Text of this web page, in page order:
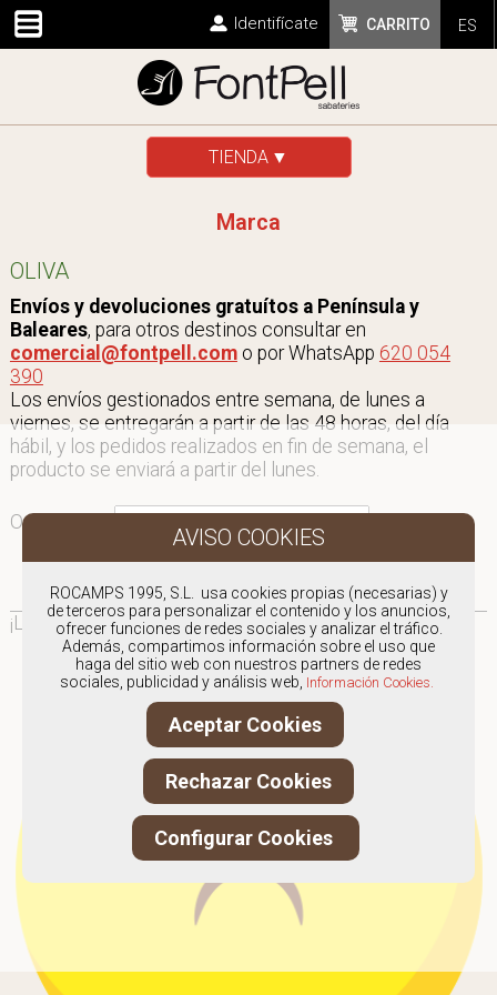
ES
CARRITO
Identifícate
TIENDA
Marca
OLIVA
Envíos y devoluciones gratuítos a Península y
Baleares, para otros destinos consultar en
comercial@fontpell.como por WhatsApp 620 054
390
Los envíos gestionados entre semana, de lunes a
viernes, se entregarán a partir de las 48 horas, del día
hábil, y los pedidos realizados en fin de semana, el
producto se enviará a partir del lunes.
Ordenar por:
¡Ooops!
¡Lo sentimos!Parece que no hay nada por aquí...
ROCAMPS 1995, S.L. usa cookies propias (necesarias) y
de terceros para personalizar el contenido y los anuncios,
ofrecer funciones de redes sociales y analizar el tráfico.
Además, compartimos información sobre el uso que
haga del sitio web con nuestros partners de redes
sociales, publicidad y análisis web, Información Cookies.
Aceptar Cookies
Rechazar Cookies
Configurar Cookies